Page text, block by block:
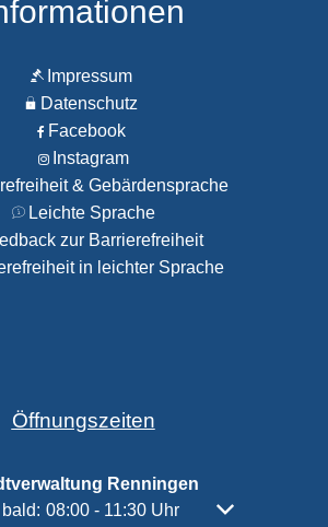
Impressum
Datenschutz
Facebook
Instagram
& Gebärdensprache
Leichte Sprache
zur Barrierefreiheit
in leichter Sprache
Öffnungszeiten
Renningen
weitere Öffnungs- oder Schließzeiten
08:00- 11:30Uhr Von 08:00 bis